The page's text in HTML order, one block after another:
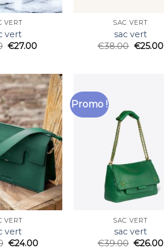
VERT
vert
€27.00
SAC VERT
sac vert
€38.00 €25.00
VERT
vert
€24.00
Promo !
SAC VERT
sac vert
€39.00 €26.00